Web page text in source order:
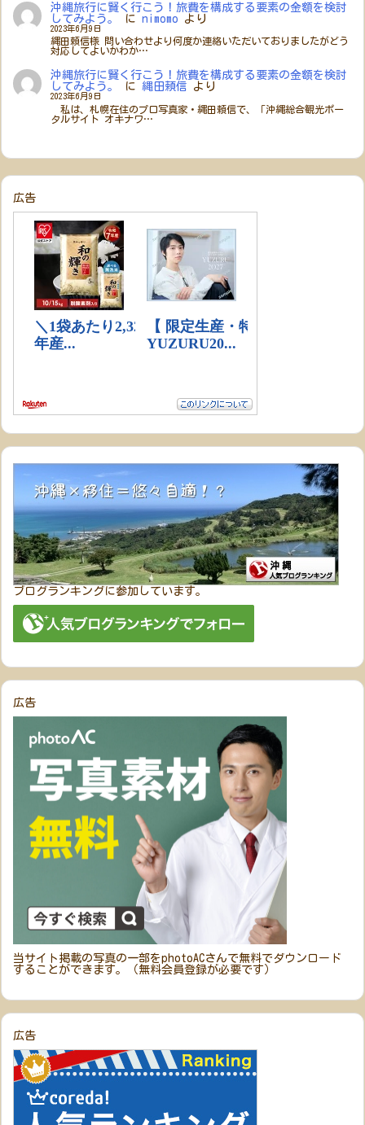
沖縄旅行に賢く行こう！旅費を構成する要素の金額を検討
してみよう。
に nimomo より
2023年6月9日
縄田頼信様 問い合わせより何度か連絡いただいておりましたがどう
対応してよいかわか…
沖縄旅行に賢く行こう！旅費を構成する要素の金額を検討
してみよう。
に 縄田頼信 より
2023年6月9日
私は、札幌在住のプロ写真家・縄田頼信で、「沖縄総合観光ポー
タルサイト オキナワ…
広告
ブログランキングに参加しています。
広告
当サイト掲載の写真の一部をphotoACさんで無料でダウンロード
することができます。（無料会員登録が必要です）
広告